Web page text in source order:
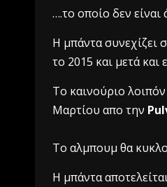
….το οποίο δεν
H μπάντα συνεχίζει
το 2015 και μετά και
Το καινούριο
Μαρτίου απο την
To αλμπουμ θα
H μπάντα